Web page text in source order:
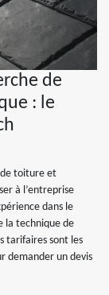
de
: le
de toiture et
à l’entreprise
dans le
la technique de
tarifaires sont les
demander un devis